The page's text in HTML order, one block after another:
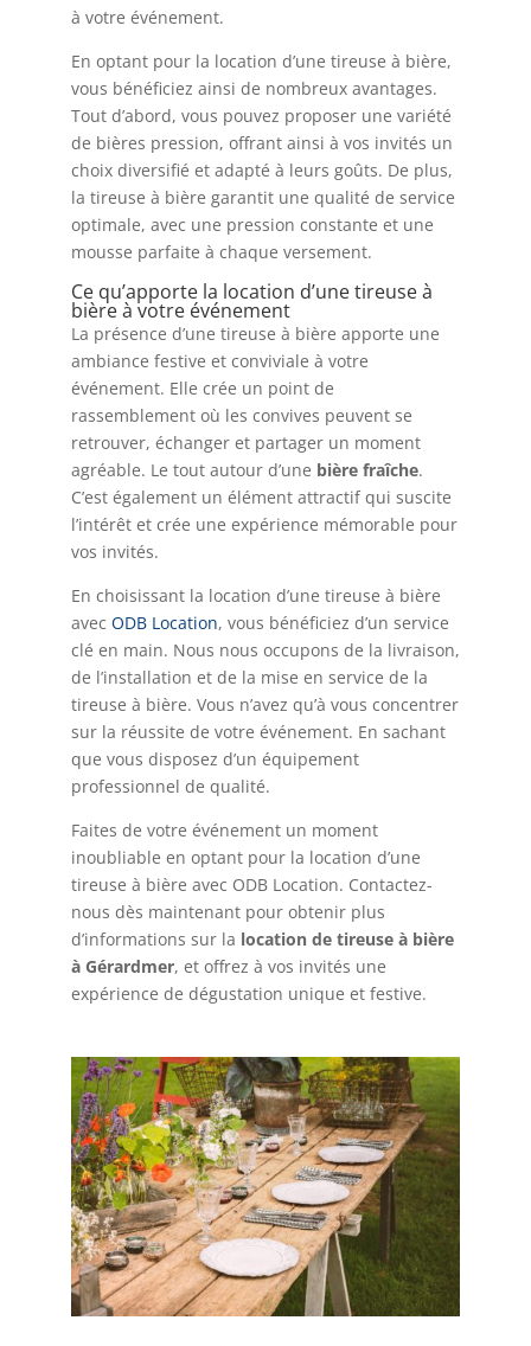
à votre événement.
En optant pour la location d’une tireuse à bière,
vous bénéficiez ainsi de nombreux avantages.
Tout d’abord, vous pouvez proposer une variété
de bières pression, offrant ainsi à vos invités un
choix diversifié et adapté à leurs goûts. De plus,
la tireuse à bière garantit une qualité de service
optimale, avec une pression constante et une
mousse parfaite à chaque versement.
Ce qu’apporte la location d’une tireuse à
bière à votre événement
La présence d’une tireuse à bière apporte une
ambiance festive et conviviale à votre
événement. Elle crée un point de
rassemblement où les convives peuvent se
retrouver, échanger et partager un moment
agréable. Le tout autour d’une bière fraîche.
C’est également un élément attractif qui suscite
l’intérêt et crée une expérience mémorable pour
vos invités.
En choisissant la location d’une tireuse à bière
avec ODB Location, vous bénéficiez d’un service
clé en main. Nous nous occupons de la livraison,
de l’installation et de la mise en service de la
tireuse à bière. Vous n’avez qu’à vous concentrer
sur la réussite de votre événement. En sachant
que vous disposez d’un équipement
professionnel de qualité.
Faites de votre événement un moment
inoubliable en optant pour la location d’une
tireuse à bière avec ODB Location. Contactez-
nous dès maintenant pour obtenir plus
d’informations sur la location de tireuse à bière
à Gérardmer, et offrez à vos invités une
expérience de dégustation unique et festive.